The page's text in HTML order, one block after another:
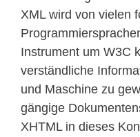
XML wird von vielen
Instrument um W3C
verständliche
und Maschine zu
gängige
XHTML in dieses